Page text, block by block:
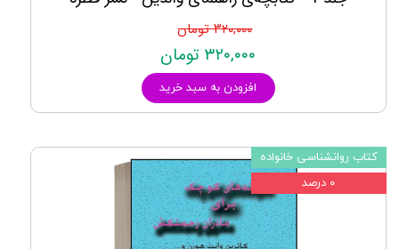
۳۲۰,۰۰۰ تومان
۳۲۰,۰۰۰ تومان
افزودن به سبد خرید
کتاب روانشناسی خانواده
۰ درصد